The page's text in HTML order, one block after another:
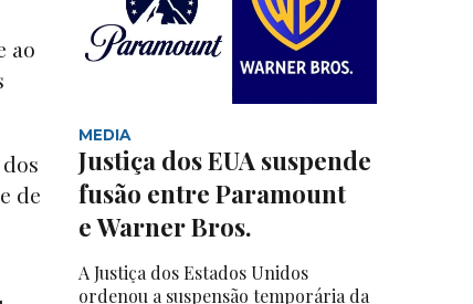
ao
de
MEDIA
Justiça dos EUA suspende
fusão entre Paramount
e Warner Bros.
A Justiça dos Estados Unidos
ordenou a suspensão temporária da